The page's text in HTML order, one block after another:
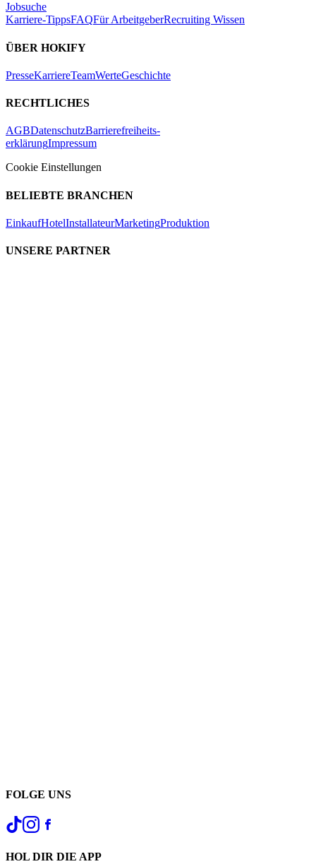
Jobsuche
Karriere-TippsFAQFür ArbeitgeberRecruiting Wissen
ÜBER HOKIFY
PresseKarriereTeamWerteGeschichte
RECHTLICHES
AGBDatenschutzBarrierefreiheits-
erklärungImpressum
Cookie Einstellungen
BELIEBTE BRANCHEN
EinkaufHotelInstallateurMarketingProduktion
UNSERE PARTNER
FOLGE UNS
HOL DIR DIE APP